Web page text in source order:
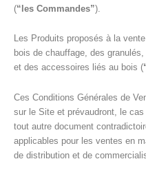
(“les Commandes”).
Les Produits proposés à la
bois de chauffage, des
et des accessoires liés au bois (
Ces Conditions Générales de
sur le Site et prévaudront, le
tout autre document
applicables pour les ventes en
de distribution et de